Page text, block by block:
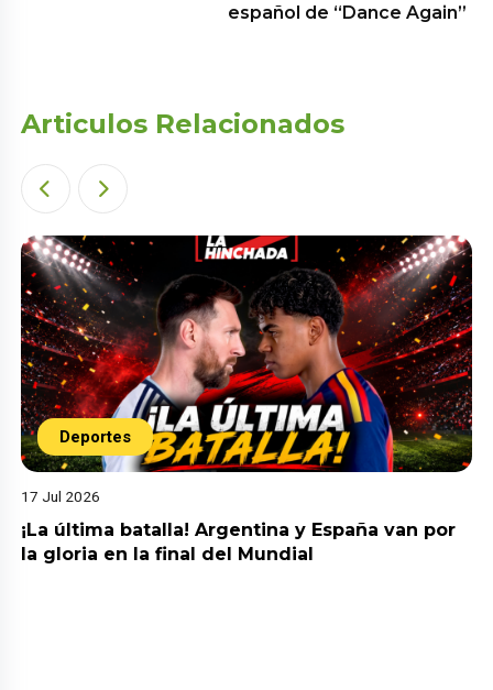
español de “Dance Again”
Articulos Relacionados
Deportes
17 Jul 2026
¡La última batalla! Argentina y España van por
la gloria en la final del Mundial